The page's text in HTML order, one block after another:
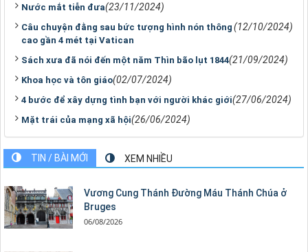
Nước mắt tiễn đưa(23/11/2024)
Câu chuyện đằng sau bức tượng hình nón thông
cao gần 4 mét tại Vatican
(12/10/2024)
Sách xưa đã nói đến một năm Thìn bão lụt 1844(21/09/2024)
Khoa học và tôn giáo(02/07/2024)
4 bước để xây dựng tình bạn với người khác giới(27/06/2024)
Mặt trái của mạng xã hội(26/06/2024)
TIN / BÀI MỚI XEM NHIỀU
Vương Cung Thánh Ðường Máu Thánh Chúa ở
Bruges
06/08/2026